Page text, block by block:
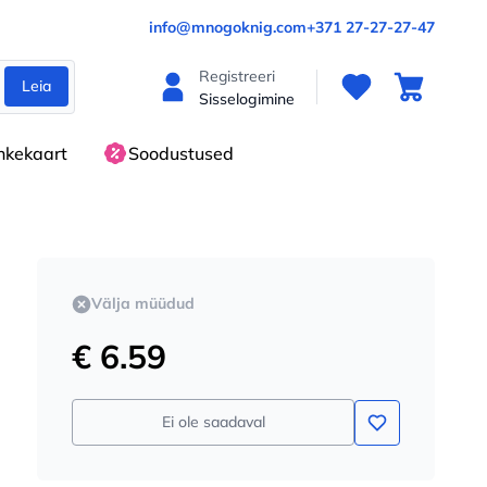
info@mnogoknig.com+371 27-27-27-47
Leia
Registreeri
Sisselogimine
Soodustused
Välja müüdud
€ 6.59
Ei ole saadaval